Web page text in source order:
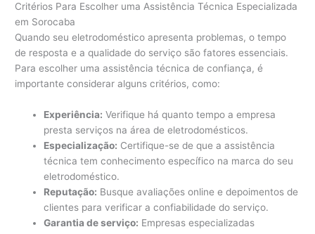
Critérios Para Escolher uma Assistência Técnica Especializada
em Sorocaba
Quando seu eletrodoméstico apresenta problemas, o tempo
de resposta e a qualidade do serviço são fatores essenciais.
Para escolher uma assistência técnica de confiança, é
importante considerar alguns critérios, como:
Experiência: Verifique há quanto tempo a empresa
presta serviços na área de eletrodomésticos.
Especialização: Certifique-se de que a assistência
técnica tem conhecimento específico na marca do seu
eletrodoméstico.
Reputação: Busque avaliações online e depoimentos de
clientes para verificar a confiabilidade do serviço.
Garantia de serviço: Empresas especializadas